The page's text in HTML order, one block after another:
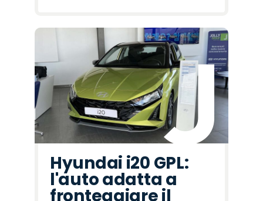
Hyundai i20 GPL:
l'auto adatta a
fronteggiare il